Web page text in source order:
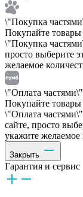
\"Покупка
Покупайте
\"Покупка
просто выберите
желаемое
\"Оплата
Покупайте
\"Оплата
сайте, просто
укажите желаемое
Закрыть
Гарантия и сервис